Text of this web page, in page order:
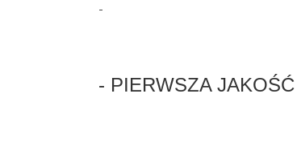
-
- PIERWSZA